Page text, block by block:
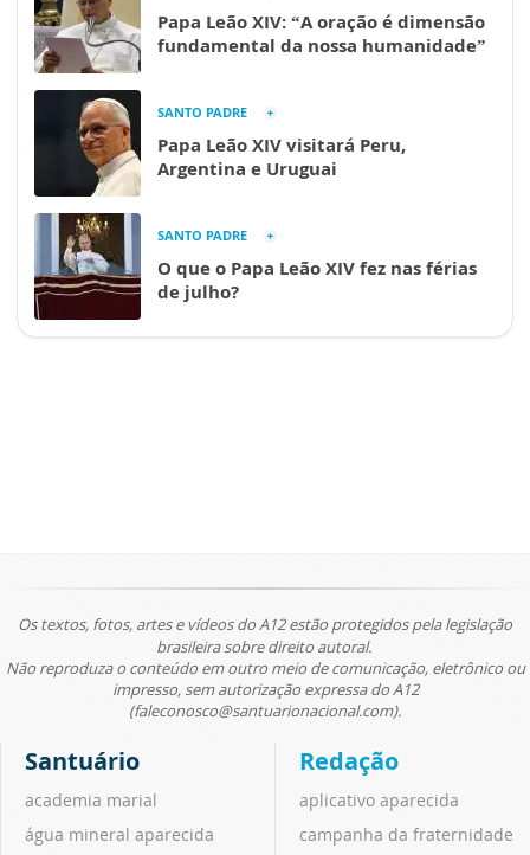
Papa Leão XIV: “A oração é dimensão
fundamental da nossa humanidade”
SANTO PADRE
Papa Leão XIV visitará Peru,
Argentina e Uruguai
SANTO PADRE
O que o Papa Leão XIV fez nas férias
de julho?
Os textos, fotos, artes e vídeos do A12 estão protegidos pela legislação
brasileira sobre direito autoral.
Não reproduza o conteúdo em outro meio de comunicação, eletrônico ou
impresso, sem autorização expressa do A12
(faleconosco@santuarionacional.com).
Santuário
academia marial
água mineral aparecida
Redação
aplicativo aparecida
campanha da fraternidade